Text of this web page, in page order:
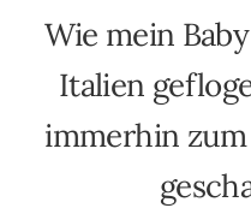
Wie mein
Italien
immerhin